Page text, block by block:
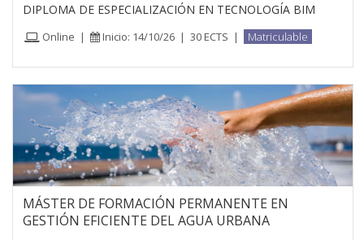
DIPLOMA DE ESPECIALIZACIÓN EN TECNOLOGÍA BIM
Online | Inicio: 14/10/26 | 30 ECTS | Matriculable
MÁSTER DE FORMACIÓN PERMANENTE EN
GESTIÓN EFICIENTE DEL AGUA URBANA